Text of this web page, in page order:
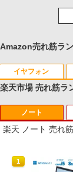
Amazon売れ筋ラ
イヤフォン
楽天市場 売れ筋ラ
ノート
楽天 ノート 売れ
1